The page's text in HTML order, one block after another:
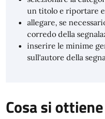
un titolo e riportare
allegare, se
corredo della
inserire le minime
sull'autore della
Cosa si ottiene